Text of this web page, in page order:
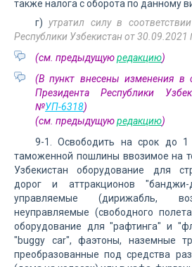
также налога с оборота по данному
г) утратил силу в
Республики Узбекистан от
(см. предыдущуюредакцию)
(В пункт внесены изменения в
Президента Республики
№УП-6318)
(см. предыдущуюредакцию)
9-1. Освободить на срок до
таможенной пошлины ввозимое на
Узбекистан оборудование для
дорог и аттракционов "банджи-
управляемые (дирижабль,
неуправляемые (свободного
оборудование для "рафтинга" и
"buggy car", фаэтоны, наземные
преобразованные под средства